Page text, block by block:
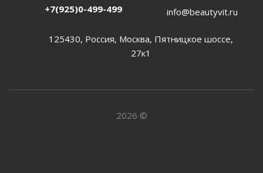
+7(925)0-499-499 info@beautyvit.ru
125430, Россия, Москва, Пятницкое шоссе,
27к1
2026 ©